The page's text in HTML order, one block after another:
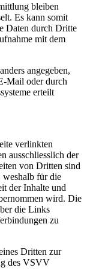
bleiben
Es kann somit
Daten durch Dritte
mit dem
angegeben,
Mail oder durch
erteilt
verlinkten
ausschliesslich der
von Dritten sind
für die
der Inhalte und
wird. Die
die Links
zu
Dritten zur
des VSVV